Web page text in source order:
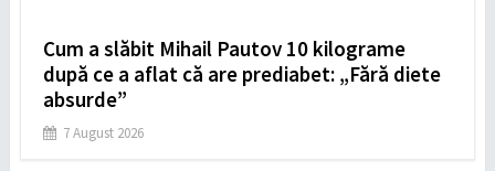
Cum a slăbit Mihail Pautov 10 kilograme
după ce a aflat că are prediabet: „Fără diete
absurde”
7 August 2026